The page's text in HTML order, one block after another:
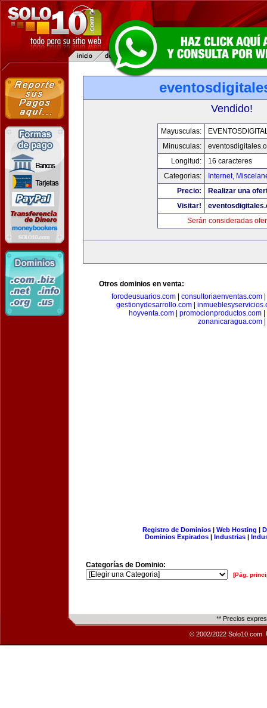
Vendido!
Mayusculas:
Minusculas:
Longitud:
16 caracteres
Categorias:
Internet,
Precio:
Realizar una
Visitar!
Serán consideradas
Otros dominios en venta:
forodeusuarios.com
consultoriaenventas.com
gestionydesarrollo.com
hoyventa.com| promocionproductos.com|
zonanicaragua.com
Registro de Dominios| Web Hosting |
Dominios Expirados | Industrias |
Categorías de Dominio:
[Pág.
** Precios
© 2002/2022 Solo10.com